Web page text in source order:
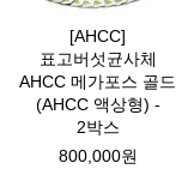
[AHCC]
표고버섯균사체
AHCC 메가포스 골드
(AHCC 액상형) -
2박스
800,000원